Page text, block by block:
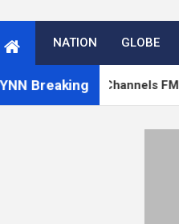
NATION GLOBE
YNN Breaking
Open Channels FM: Signal –